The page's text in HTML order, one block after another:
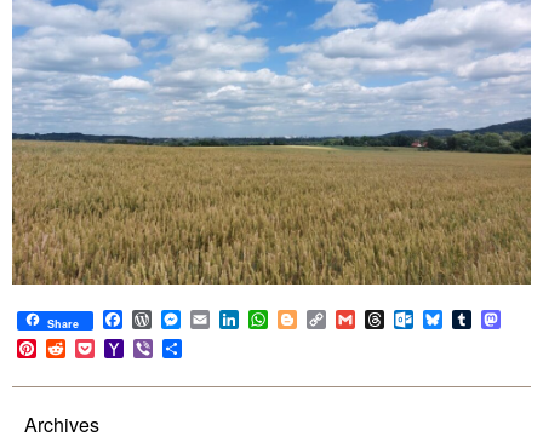
Share Facebook
WordPress
Messenger
EmailLinkedIn
WhatsApp
BloggerCopy
Link
GmailThreadsOutlook.com
BlueskyTumblr
Pinterest
RedditPocketYahoo
Mail
Viber
Archives